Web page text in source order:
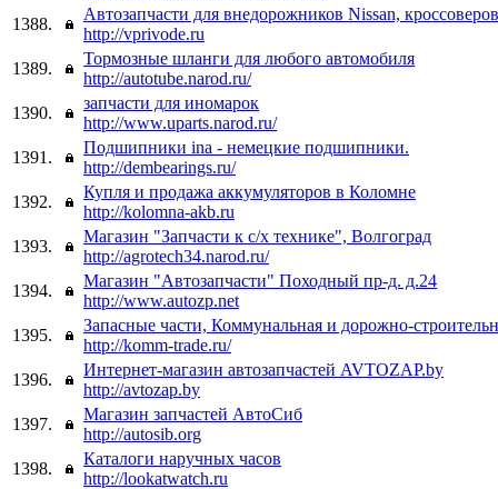
1388.
Автозапчасти для внедорожников Nissan,
http://vprivode.ru
1389.
Тормозные шланги для любого автомобиля
http://autotube.narod.ru/
1390.
запчасти для иномарок
http://www.uparts.narod.ru/
1391.
Подшипники ina - немецкие подшипники.
http://dembearings.ru/
1392.
Купля и продажа аккумуляторов в Коломне
http://kolomna-akb.ru
1393.
Магазин "Запчасти к с/х технике", Волгоград
http://agrotech34.narod.ru/
1394.
Магазин "Автозапчасти" Походный пр-д. д.24
http://www.autozp.net
1395.
Запасные части, Коммунальная и дорожно-
http://komm-trade.ru/
1396.
Интернет-магазин автозапчастей AVTOZAP.by
http://avtozap.by
1397.
Магазин запчастей АвтоСиб
http://autosib.org
1398.
Каталоги наручных часов
http://lookatwatch.ru